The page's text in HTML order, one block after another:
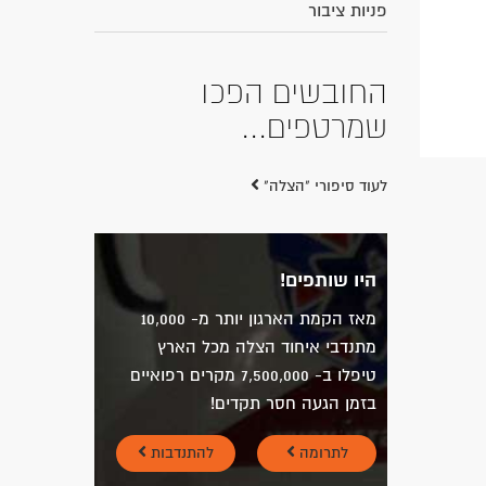
פניות ציבור
החובשים הפכו
שמרטפים...
לעוד סיפורי "הצלה"
היו שותפים!
מאז הקמת הארגון יותר מ- 10,000
מתנדבי איחוד הצלה מכל הארץ
טיפלו ב- 7,500,000 מקרים רפואיים
בזמן הגעה חסר תקדים!
לתרומה להתנדבות